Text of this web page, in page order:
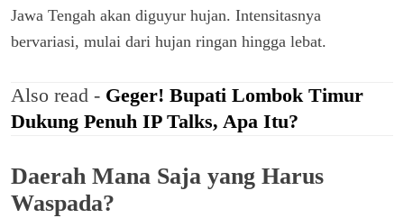
Jawa Tengah akan diguyur hujan. Intensitasnya
bervariasi, mulai dari hujan ringan hingga lebat.
Also read - Geger! Bupati Lombok Timur
Dukung Penuh IP Talks, Apa Itu?
Daerah Mana Saja yang Harus
Waspada?